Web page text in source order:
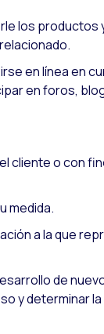
los productos
en línea en
en foros,
cliente o con
medida.
a la que
de
y determinar